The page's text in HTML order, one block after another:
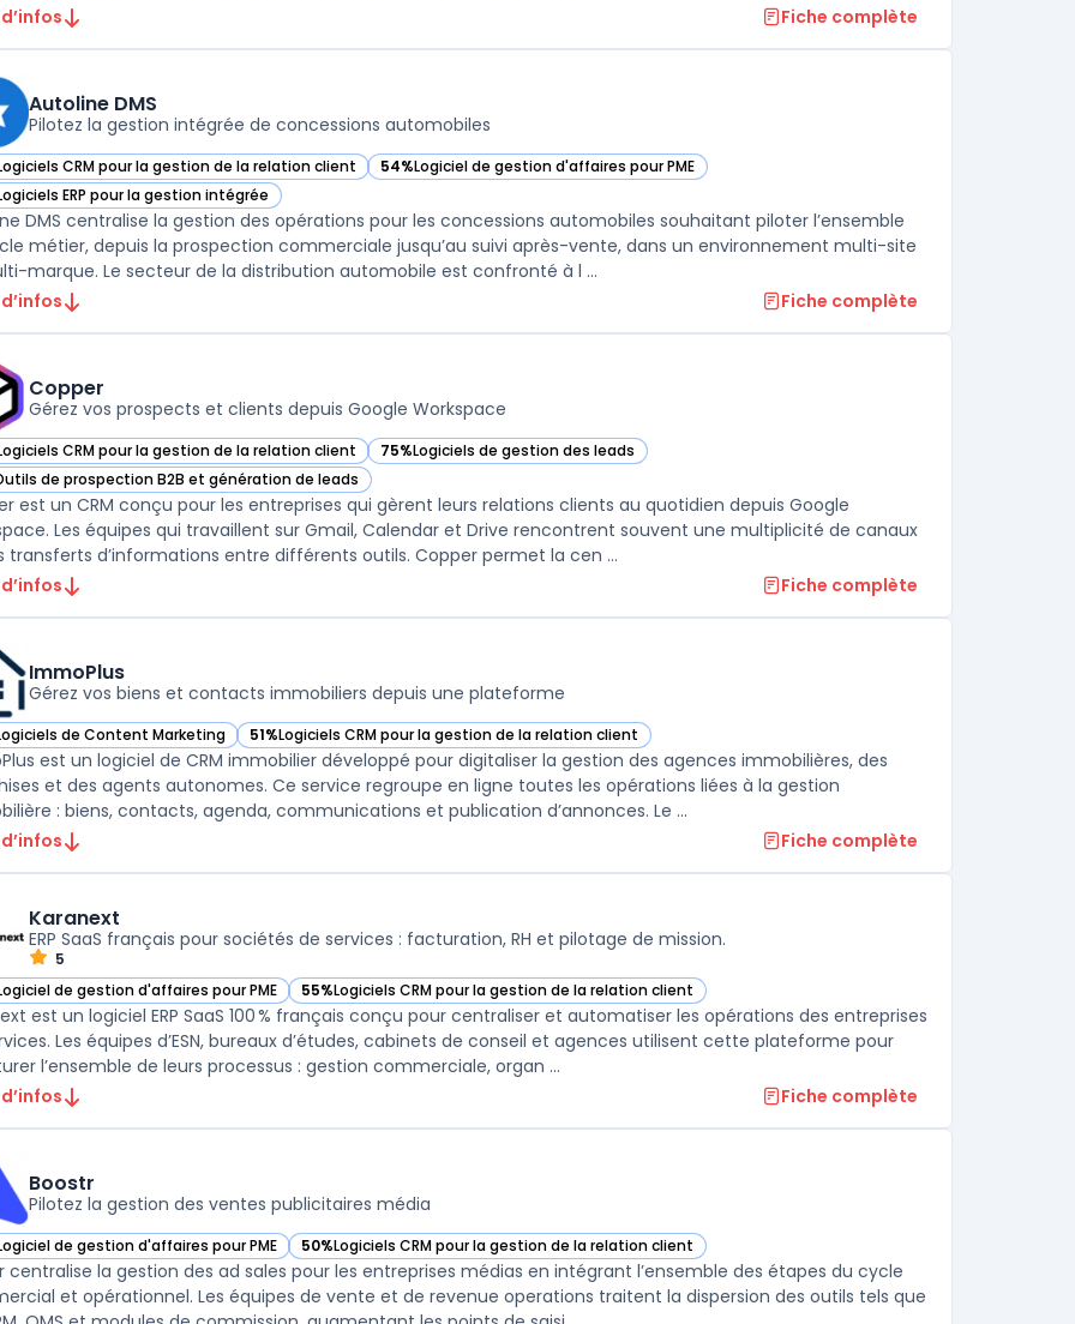
Fiche complète
Autoline DMS
Pilotez la gestion intégrée de concessions automobiles
CRM pour la gestion de la relation client
Autoline DMS dans cette catégorie 54%Logiciel de gestion d'affaires pour PME
— voir Autoline DMS dans cette catégorie
ERP pour la gestion intégrée
Autoline DMS dans cette catégorie
DMS centralise la gestion des opérations pour les concessions automobiles souhaitant piloter l’ensemble
métier, depuis la prospection commerciale jusqu’au suivi après-vente, dans un environnement multi-site
marque. Le secteur de la distribution automobile est confronté à l ...
Fiche complète
Copper
Gérez vos prospects et clients depuis Google Workspace
CRM pour la gestion de la relation client
Copper dans cette catégorie 75%Logiciels de gestion des leads
— voir Copper dans cette catégorie
de prospection B2B et génération de leads
Copper dans cette catégorie
est un CRM conçu pour les entreprises qui gèrent leurs relations clients au quotidien depuis Google
Les équipes qui travaillent sur Gmail, Calendar et Drive rencontrent souvent une multiplicité de canaux
transferts d’informations entre différents outils. Copper permet la cen ...
Fiche complète
ImmoPlus
Gérez vos biens et contacts immobiliers depuis une plateforme
de Content Marketing
ImmoPlus dans cette catégorie 51%Logiciels CRM pour la gestion de la relation client
— voir ImmoPlus dans cette catégorie
est un logiciel de CRM immobilier développé pour digitaliser la gestion des agences immobilières, des
et des agents autonomes. Ce service regroupe en ligne toutes les opérations liées à la gestion
: biens, contacts, agenda, communications et publication d’annonces. Le ...
Fiche complète
Karanext
ERP SaaS français pour sociétés de services : facturation, RH et pilotage de mission.
5
de gestion d'affaires pour PME
Karanext dans cette catégorie 55%Logiciels CRM pour la gestion de la relation client
— voir Karanext dans cette catégorie
est un logiciel ERP SaaS 100 % français conçu pour centraliser et automatiser les opérations des entreprises
Les équipes d’ESN, bureaux d’études, cabinets de conseil et agences utilisent cette plateforme pour
l’ensemble de leurs processus : gestion commerciale, organ ...
Fiche complète
Boostr
Pilotez la gestion des ventes publicitaires média
de gestion d'affaires pour PME
Boostr dans cette catégorie 50%Logiciels CRM pour la gestion de la relation client
— voir Boostr dans cette catégorie
centralise la gestion des ad sales pour les entreprises médias en intégrant l’ensemble des étapes du cycle
et opérationnel. Les équipes de vente et de revenue operations traitent la dispersion des outils tels que